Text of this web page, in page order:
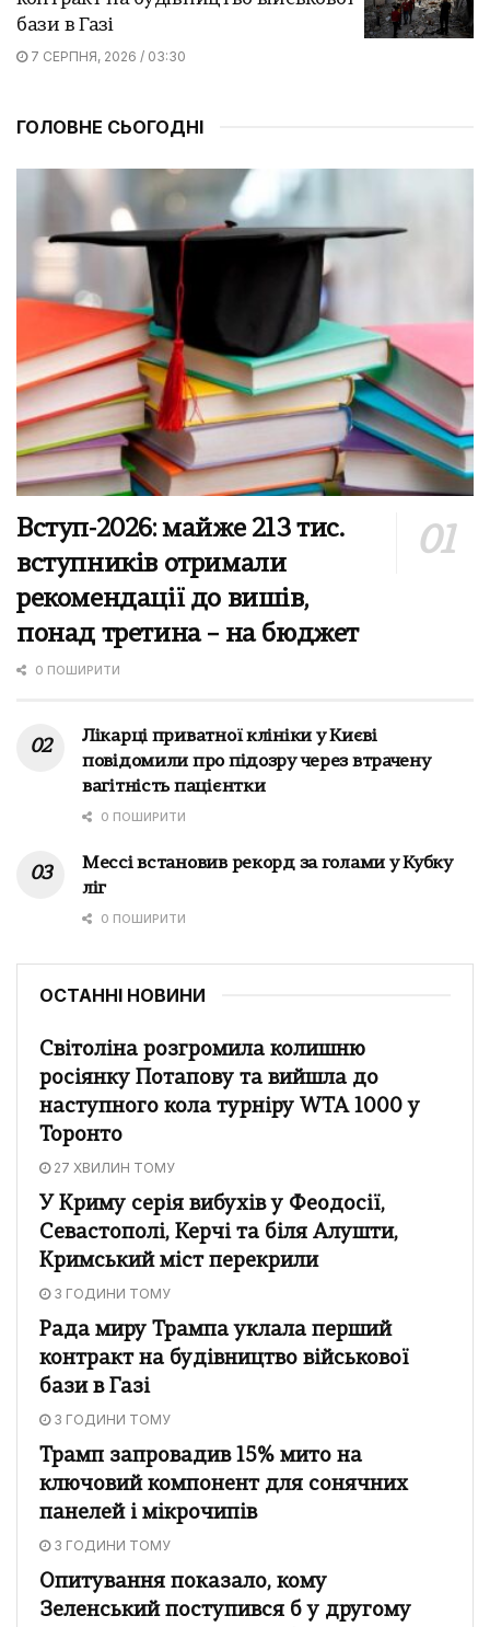
бази в Газі
7 СЕРПНЯ, 2026 / 03:30
ГОЛОВНЕ СЬОГОДНІ
Вступ-2026: майже 213 тис.
вступників отримали
рекомендації до вишів,
понад третина – на бюджет
0 ПОШИРИТИ
Лікарці приватної клініки у Києві
повідомили про підозру через втрачену
вагітність пацієнтки
0 ПОШИРИТИ
Мессі встановив рекорд за голами у Кубку
ліг
0 ПОШИРИТИ
ОСТАННІ НОВИНИ
Світоліна розгромила колишню
росіянку Потапову та вийшла до
наступного кола турніру WTA 1000 у
Торонто
27 ХВИЛИН ТОМУ
У Криму серія вибухів у Феодосії,
Севастополі, Керчі та біля Алушти,
Кримський міст перекрили
3 ГОДИНИ ТОМУ
Рада миру Трампа уклала перший
контракт на будівництво військової
бази в Газі
3 ГОДИНИ ТОМУ
Трамп запровадив 15% мито на
ключовий компонент для сонячних
панелей і мікрочипів
3 ГОДИНИ ТОМУ
Опитування показало, кому
Зеленський поступився б у другому